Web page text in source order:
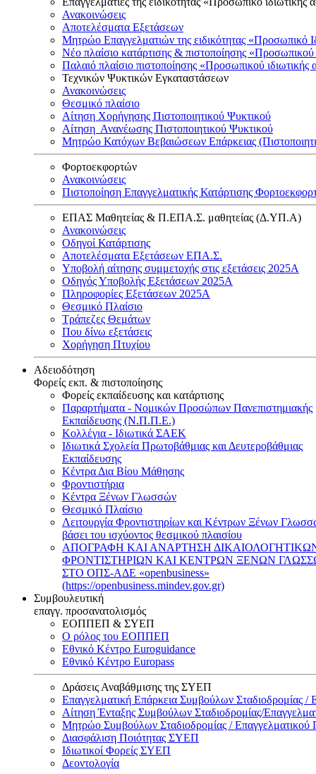
Ανακοινώσεις
Αποτελέσματα Εξετάσεων
Μητρώο Επαγγελματιών της ειδικότητας «Προσωπικό
Νέο πλαίσιο κατάρτισης & πιστοποίησης «Προσωπικού
Παλαιό πλαίσιο πιστοποίησης «Προσωπικού
Τεχνικών Ψυκτικών Εγκαταστάσεων
Ανακοινώσεις
Θεσμικό πλαίσιο
Αίτηση Χορήγησης Πιστοποιητικού Ψυκτικού
Αίτηση Ανανέωσης Πιστοποιητικού Ψυκτικού
Μητρώο Κατόχων Βεβαιώσεων Επάρκειας
Φορτοεκφορτών
Ανακοινώσεις
Πιστοποίηση Επαγγελματικής Κατάρτισης
ΕΠΑΣ Μαθητείας & Π.ΕΠΑ.Σ. μαθητείας (Δ.ΥΠ.Α)
Ανακοινώσεις
Oδηγοί Κατάρτισης
Αποτελέσματα Εξετάσεων ΕΠΑ.Σ.
Υποβολή αίτησης συμμετοχής στις εξετάσεις 2025Α
Οδηγός Υποβολής Εξετάσεων 2025A
Πληροφορίες Εξετάσεων 2025Α
Θεσμικό Πλαίσιο
Τράπεζες Θεμάτων
Που δίνω εξετάσεις
Χορήγηση Πτυχίου
Αδειοδότηση
Φορείς εκπ. & πιστοποίησης
Φορείς εκπαίδευσης και κατάρτισης
Παραρτήματα - Νομικών Προσώπων Πανεπιστημιακής
Εκπαίδευσης (Ν.Π.Π.Ε.)
Κολλέγια - Ιδιωτικά ΣΑΕΚ
Ιδιωτικά Σχολεία Πρωτοβάθμιας και Δευτεροβάθμιας
Εκπαίδευσης
Κέντρα Δια Βίου Μάθησης
Φροντιστήρια
Κέντρα Ξένων Γλωσσών
Θεσμικό Πλαίσιο
Λειτουργία Φροντιστηρίων και Κέντρων Ξένων
βάσει του ισχύοντος θεσμικού πλαισίου
ΑΠΟΓΡΑΦΗ ΚΑΙ ΑΝΑΡΤΗΣΗ
ΦΡΟΝΤΙΣΤΗΡΙΩΝ ΚΑΙ ΚΕΝΤΡΩΝ ΞΕΝΩΝ
ΣΤΟ ΟΠΣ-ΑΔΕ «openbusiness»
(https://openbusiness.mindev.gov.gr)
Συμβουλευτική
επαγγ. προσανατολισμός
ΕΟΠΠΕΠ & ΣΥΕΠ
Ο ρόλος του ΕΟΠΠΕΠ
Εθνικό Κέντρο Euroguidance
Εθνικό Κέντρο Europass
Δράσεις Αναβάθμισης της ΣΥΕΠ
Επαγγελματική Επάρκεια Συμβούλων Σταδιοδρομίας /
Αίτηση Ένταξης Συμβούλων Σταδιοδρομίας/
Μητρώο Συμβούλων Σταδιοδρομίας / Επαγγελματικού
Διασφάλιση Ποιότητας ΣΥΕΠ
Ιδιωτικοί Φορείς ΣΥΕΠ
Δεοντολογία